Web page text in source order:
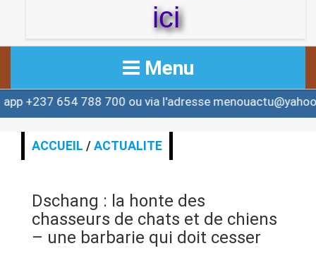
ici
Menu
ACCUEIL
ACTUALITE
ALERTE
ANNONCE
700 ou via l'adresse menouactu@yahoo.com ou
ACCUEIL /ACTUALITE
Dschang : la honte des
chasseurs de chats et de chiens
– une barbarie qui doit cesser